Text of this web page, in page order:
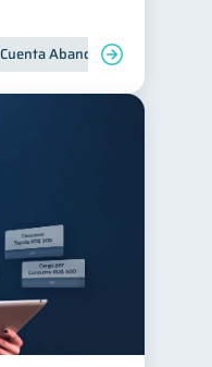
Cuenta Abandonada